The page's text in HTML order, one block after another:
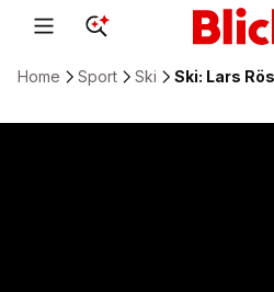
Home Sport Ski Ski: Lars